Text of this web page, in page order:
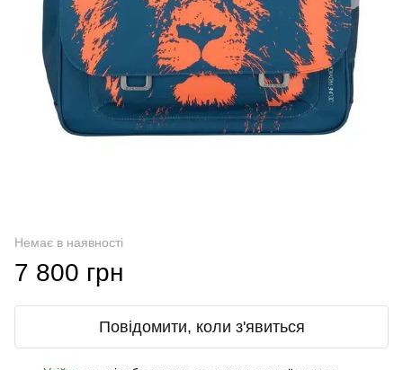
Немає в наявності
7 800 грн
Повідомити, коли з'явиться